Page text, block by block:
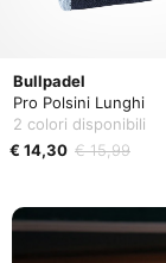
Bullpadel
Pro Polsini Lunghi
2 colori disponibili
€ 14,30 € 15,99